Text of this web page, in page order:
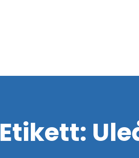
Etikett: